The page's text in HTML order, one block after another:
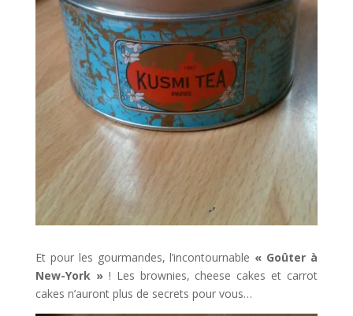
Et pour les gourmandes, l’incontournable « Goûter à
New-York »! Les brownies, cheese cakes et carrot
cakes n’auront plus de secrets pour vous…